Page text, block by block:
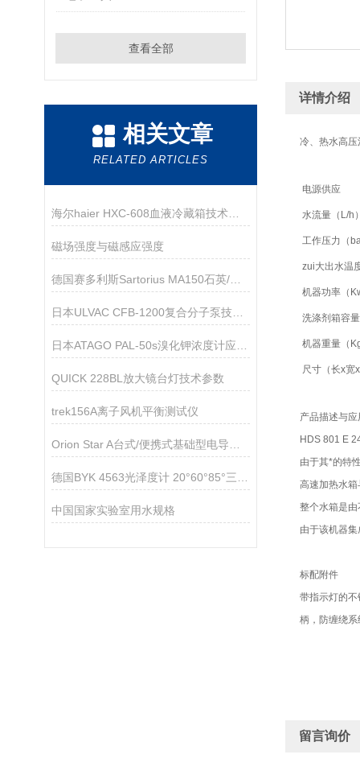
查看全部
相关文章
RELATED ARTICLES
海尔haier HXC-608血液冷藏箱技术参数
磁场强度与磁感应强度
德国赛多利斯Sartorius MA150石英/红外水份测定仪技术参数
日本ULVAC CFB-1200复合分子泵技术参数
QUICK 228BL放大镜台灯技术参数
trek156A离子风机平衡测试仪
中国国家实验室用水规格
详情介绍
冷、热水高
电源供应
水流量（L/h
工作压力（
zui大出水温
机器功率（
洗涤剂箱容
机器重量（
尺寸（长x宽
产品描述与应
HDS 801 E
由于其*的特
高速加热水
整个水箱是
由于该机器
标配附件
带指示灯的
柄，防缠绕
留言询价